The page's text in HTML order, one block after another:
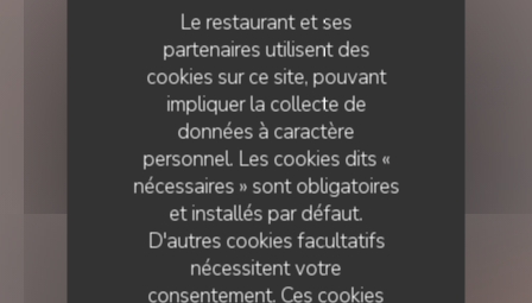
Le restaurant et ses
partenaires utilisent des
cookies sur ce site, pouvant
impliquer la collecte de
données à caractère
personnel. Les cookies dits «
nécessaires » sont obligatoires
et installés par défaut.
D'autres cookies facultatifs
nécessitent votre
consentement. Ces cookies